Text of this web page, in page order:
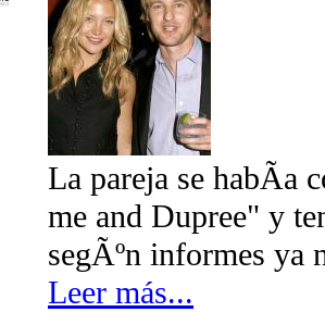
La pareja se habÃ­a
me and Dupree" y
segÃºn informes ya
Leer más...